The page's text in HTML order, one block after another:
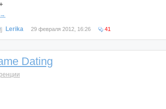
Lerika 29 февраля 2012, 16:26 41
Dating